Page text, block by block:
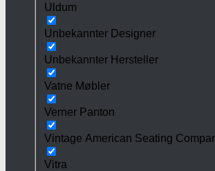
Uldum
Unbekannter Designer
Unbekannter Hersteller
Vatne Møbler
Verner Panton
Vintage American Seating
Vitra